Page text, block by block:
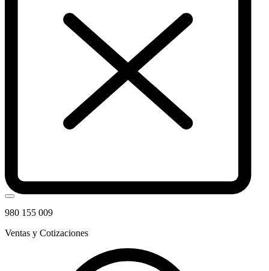
980 155 009
Ventas y Cotizaciones